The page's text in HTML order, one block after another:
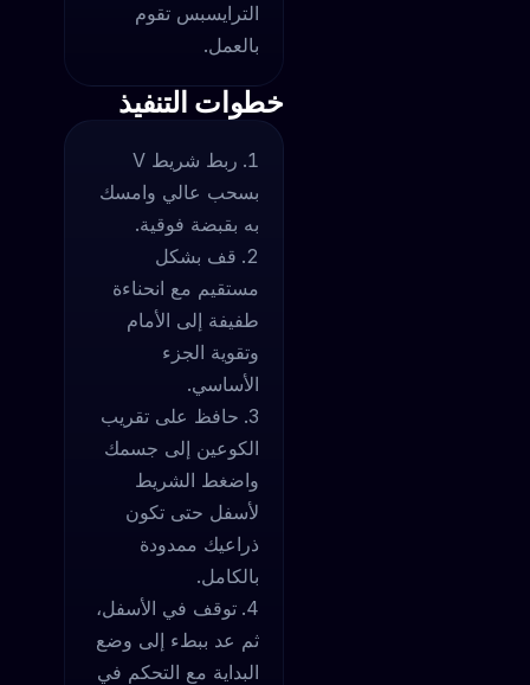
الترايسبس تقوم
بالعمل.
خطوات التنفيذ
ربط شريط V
بسحب عالي وامسك
به بقبضة فوقية.
قف بشكل
مستقيم مع انحناءة
طفيفة إلى الأمام
وتقوية الجزء
الأساسي.
حافظ على تقريب
الكوعين إلى جسمك
واضغط الشريط
لأسفل حتى تكون
ذراعيك ممدودة
بالكامل.
توقف في الأسفل،
ثم عد ببطء إلى وضع
البداية مع التحكم في